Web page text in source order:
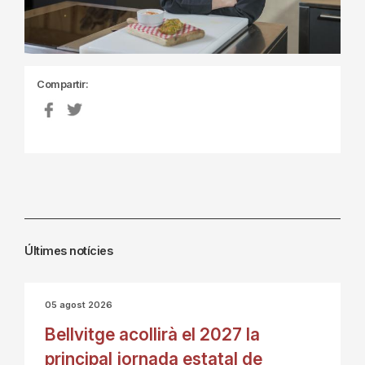
Compartir:
Últimes notícies
05 agost 2026
Bellvitge acollirà el 2027 la
principal jornada estatal de